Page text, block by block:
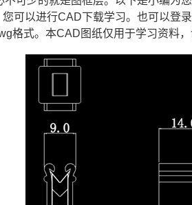
可以进行CAD下载学习。也可以登
格式。本CAD图纸仅用于学习资料，